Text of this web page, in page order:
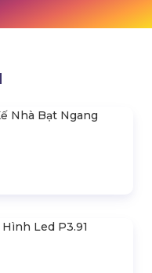
Nhà Bạt Ngang
Led P3.91